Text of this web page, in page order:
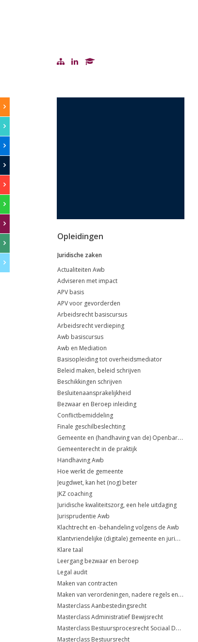
Opleidingen
Juridische zaken
Actualiteiten Awb
Adviseren met impact
APV basis
APV voor gevorderden
Arbeidsrecht basiscursus
Arbeidsrecht verdieping
Awb basiscursus
Awb en Mediation
Basisopleiding tot overheidsmediator
Beleid maken, beleid schrijven
Beschikkingen schrijven
Besluitenaansprakelijkheid
Bezwaar en Beroep inleiding
Conflictbemiddeling
Finale geschilbeslechting
Gemeente en (handhaving van de) Openbare orde
Gemeenterecht in de praktijk
Handhaving Awb
Hoe werkt de gemeente
Jeugdwet, kan het (nog) beter
JKZ coaching
Juridische kwaliteitszorg, een hele uitdaging
Jurisprudentie Awb
Klachtrecht en -behandeling volgens de Awb
Klantvriendelijke (digitale) gemeente en juridische risico's
Klare taal
Leergang bezwaar en beroep
Legal audit
Maken van contracten
Maken van verordeningen, nadere regels en beleidsregels
Masterclass Aanbestedingsrecht
Masterclass Administratief Bewijsrecht
Masterclass Bestuursprocesrecht Sociaal Domein
Masterclass Bestuursrecht